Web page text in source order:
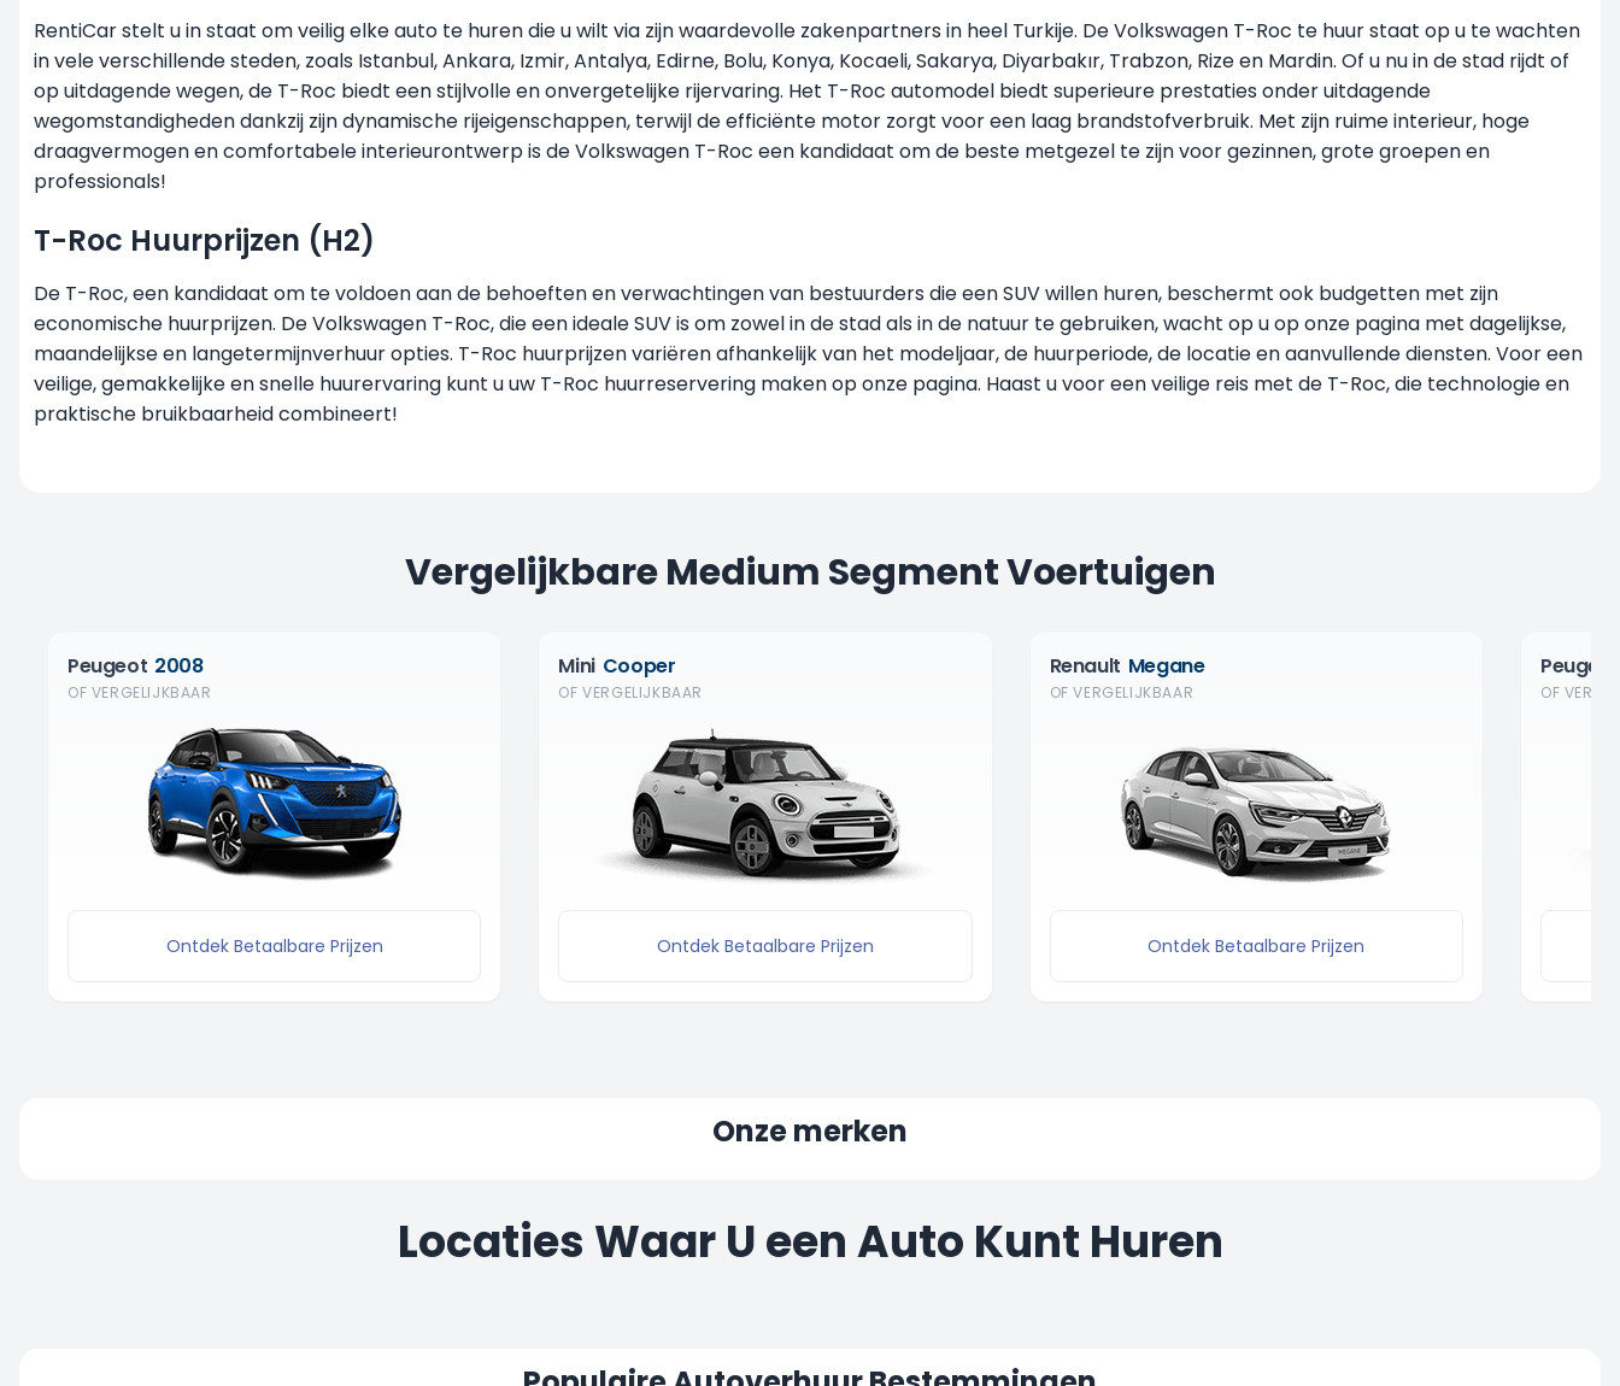
RentiCar stelt u in staat om veilig elke auto te huren die u wilt via zijn waardevolle zakenpartners in heel Turkije. De Volkswagen T-Roc te huur staat op u te wachten
in vele verschillende steden, zoals Istanbul,Ankara, Izmir, Antalya, Edirne, Bolu, Konya, Kocaeli, Sakarya, Diyarbakır, Trabzon, Rize en Mardin. Of u nu in de stad rijdt of
op uitdagende wegen, de T-Roc biedt een stijlvolle en onvergetelijke rijervaring. Het T-Roc automodel biedt superieure prestaties onder uitdagende
wegomstandigheden dankzij zijn dynamische rijeigenschappen, terwijl de efficiënte motor zorgt voor een laag brandstofverbruik. Met zijn ruime interieur, hoge
draagvermogen en comfortabele interieurontwerp is de Volkswagen T-Roc een kandidaat om de beste metgezel te zijn voor gezinnen, grote groepen en
professionals!
T-Roc Huurprijzen (H2)
De T-Roc, een kandidaat om te voldoen aan de behoeften en verwachtingen van bestuurders die een SUV willen huren, beschermt ook budgetten met zijn
economische huurprijzen. De Volkswagen T-Roc, die een ideale SUV is om zowel in de stad als in de natuur te gebruiken, wacht op u op onze pagina met dagelijkse,
maandelijkse en langetermijnverhuuropties. T-Roc huurprijzen variëren afhankelijk van het modeljaar, de huurperiode, de locatie en aanvullende diensten. Voor een
veilige, gemakkelijke en snelle huurervaring kunt u uw T-Roc huurreservering maken op onze pagina. Haast u voor een veilige reis met de T-Roc, die technologie en
praktische bruikbaarheid combineert!
Vergelijkbare Medium Segment Voertuigen
Peugeot 2008
OF VERGELIJKBAAR
Ontdek Betaalbare Prijzen
Mini Cooper
OF VERGELIJKBAAR
Ontdek Betaalbare Prijzen
Renault Megane
OF VERGELIJKBAAR
Ontdek Betaalbare Prijzen
Peugeot
OF
Onze merken
Locaties Waar U een Auto Kunt Huren